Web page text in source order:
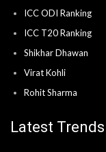
ICC ODI Ranking
ICC T20 Ranking
Shikhar Dhawan
Virat Kohli
Rohit Sharma
Latest Trends